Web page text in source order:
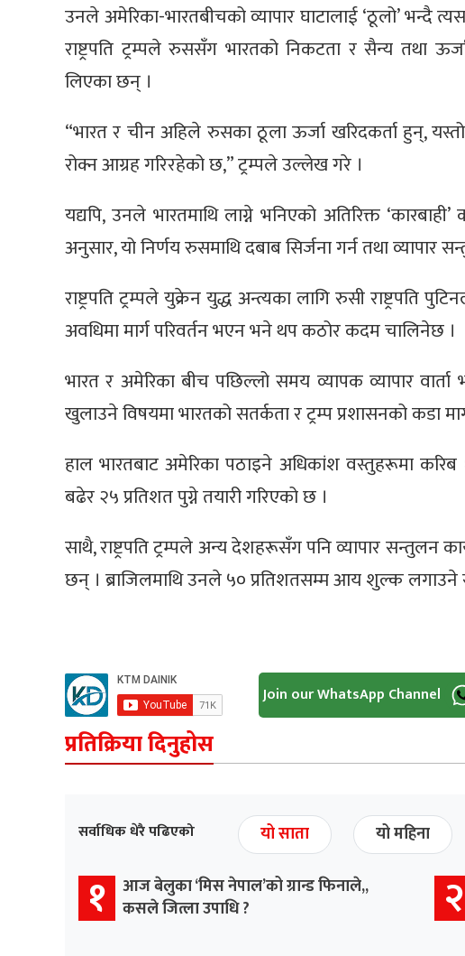
उनले अमेरिका-भारतबीचको व्यापार घाटालाई ‘ठूलो’ भन्दै
राष्ट्रपति ट्रम्पले रुससँग भारतको निकटता र सैन्य तथा
लिएका छन् ।
“भारत र चीन अहिले रुसका ठूला ऊर्जा खरिदकर्ता हुन्,
रोक्न आग्रह गरिरहेको छ,” ट्रम्पले उल्लेख गरे ।
यद्यपि, उनले भारतमाथि लाग्ने भनिएको अतिरिक्त
अनुसार, यो निर्णय रुसमाथि दबाब सिर्जना गर्न तथा व्यापार
राष्ट्रपति ट्रम्पले युक्रेन युद्ध अन्त्यका लागि रुसी राष्ट्रपति
अवधिमा मार्ग परिवर्तन भएन भने थप कठोर कदम चालिनेछ ।
भारत र अमेरिका बीच पछिल्लो समय व्यापक व्यापार
खुलाउने विषयमा भारतको सतर्कता र ट्रम्प प्रशासनको
हाल भारतबाट अमेरिका पठाइने अधिकांश वस्तुहरूमा
बढेर २५ प्रतिशत पुग्ने तयारी गरिएको छ ।
साथै, राष्ट्रपति ट्रम्पले अन्य देशहरूसँग पनि व्यापार सन्तुलन
छन् । ब्राजिलमाथि उनले ५० प्रतिशतसम्म आय शुल्क लगाउने
Join our WhatsApp Channel
प्रतिक्रिया दिनुहोस
सर्वाधिक धेरै पढिएको यो साता यो महिना
१
आज बेलुका ‘मिस नेपाल’को ग्रान्ड फिनाले,,
कसले जित्ला उपाधि ?
२